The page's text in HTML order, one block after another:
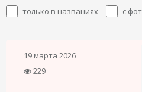
только в названиях с
19 марта 2026
229